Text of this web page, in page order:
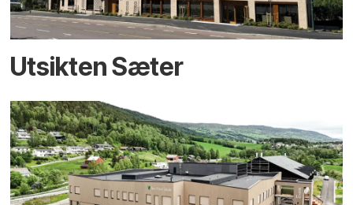
Utsikten Sæter